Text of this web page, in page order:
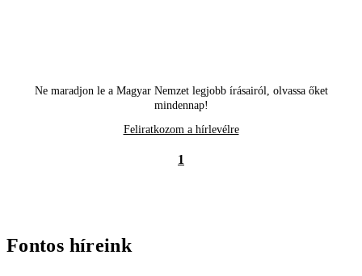
Ne maradjon le a Magyar Nemzet legjobb írásairól, olvassa őket
mindennap!
Feliratkozom a hírlevélre
1
Fontos híreink